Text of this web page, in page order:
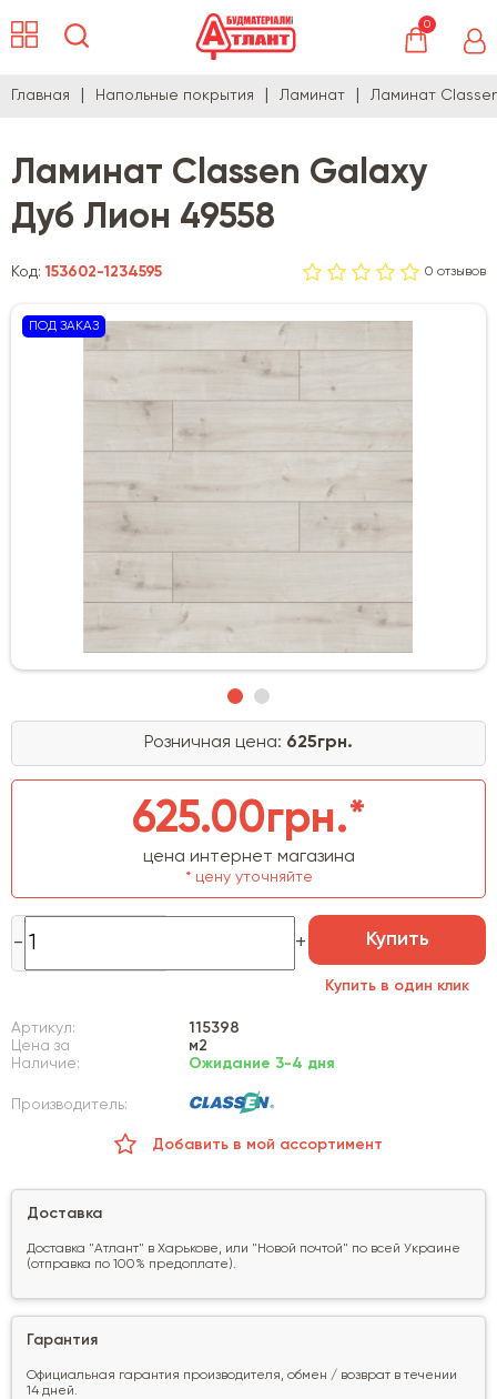
0
Главная Напольные покрытия Ламинат Ламинат
Ламинат Classen Galaxy
Дуб Лион 49558
Код:153602-1234595 0 отзывов
ПОД ЗАКАЗ
Розничная цена: 625грн.
625.00грн.*
цена интернет магазина
* цену уточняйте
Купить
Купить в один клик
Артикул:
115398
Цена за
м2
Наличие:
Ожидание 3-4 дня
Производитель:
Добавить в мой ассортимент
Доставка
Доставка "Атлант" в Харькове, или "Новой почтой" по всей Украине
(отправка по 100% предоплате).
Гарантия
Официальная гарантия производителя, обмен / возврат в течении
14 дней.